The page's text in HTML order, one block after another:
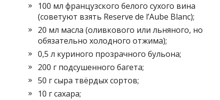
100 мл французского белого сухого вина
(советуют взять Reserve de l’Aube Blanc);
20 мл масла (оливкового или льняного, но
обязательно холодного отжима);
0,5 л куриного прозрачного бульона;
200 г подсушенного багета;
50 г сыра твёрдых сортов;
10 г сахара;